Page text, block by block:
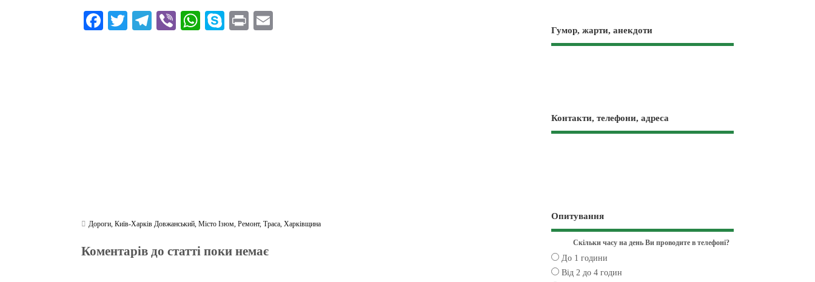
Fa T
Te Vi
W
S
Pr
Дороги,Київ-Харків Довжанський,Місто Ізюм,Ремонт,Траса,Харківщина
Коментарів до статті поки немає
Гумор, жарти, анекдоти
Контакти, телефони, адреса
Опитування
Скільки часу на день Ви проводите в телефоні?
До 1 години
Від 2 до 4 годин